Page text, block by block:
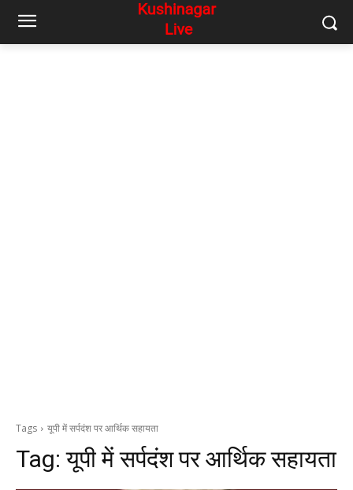
Tags यूपी में सर्पदंश पर आर्थिक सहायता
Tag:यूपी में सर्पदंश पर आर्थिक सहायता